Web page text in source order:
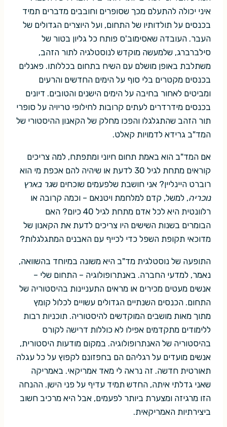
איני יכולה להתעלם מכך שסופרים וחובבים מדברים תמיד
בכנסים על תולדותיו של התחום, ועל היוצרים הגדולים של
העבר. העובדה שאסימוב'ס פותח כל גליון בטור של
סילברברג, שלמעשה מוקדש לנוסטלגיה לתור הזהב,
משתלבת באופן מושלם עם השיח בתחום בכללותו. פאנלים
בכנסים מקטרים בלי סוף על הימים החדשים והרעים
ומביטים לאחור בחיבה על הימים הישנים והטובים. דיונים
בכנסים מידרדרים לעתים קרובות לחילופי טריויה על סופרי
תור הזהב שהתגלגלו והפכו מחלק של הקאנון ההיסטורי של
המד"ב גרידא לדמויות קאלט.
אם המד"ב הוא באמת תחום חיוני ומתפתח, למה צריכים
קוראים מתחת לגיל 30 לדעת או שיהיה להם אכפת מי הוא
רוברט היינליין? אני חושבת שלפעמים שוכחים שגר בארץ
נוכריה, למשל, קדם למלחמת ויטנאם – וכמה קרובה או
רלוונטית היא לכל אדם מתחת לגיל 40 כיום? האם
הבומרים בשנות השישים היו צריכים לדעת את הקאנון של
מדוכאי תקופת השפל כדי לכייף עם האבנים המתגלגלות?
התופעה של נוסטלגית מד"ב היא משונה במיוחד בהשוואה,
נאמר, למדעי החברה. באנתרופולוגיה – התחום שלי –
אנשים מעטים מכירים או מראים התעניינות בהיסטוריה של
התחום. הכנסים השנתיים הגדולים עשויים לכלול קומץ
מתוך מאות מושבים המוקדשים להיסטוריה. תוכניות רבות
ללימודים מתקדמים אפילו לא כוללות דרישה לקורס
בהיסטוריה של האנתרופולוגיה. במקום מודעות היסטורית,
אנשים מועדים על רגליהם הם בחפזונם לקפוץ על כל עגלה
תאורטית חדשה. זה נראה לי מאד אמריקאי. באמריקה
שאני גדלתי איתה, החדש תמיד עדיף על פני הישן. ההנחה
הזו מרגיזה ומצערת ביותר לפעמים, אבל היא מרכיב חשוב
ביצירתיות האמריקאית.